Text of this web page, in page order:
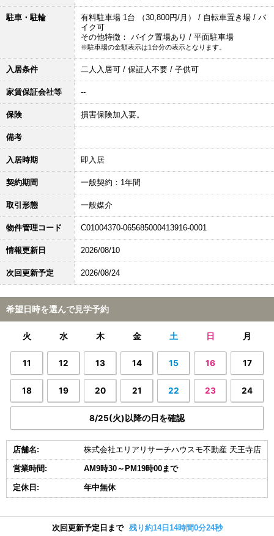
駐車・駐輪
有料駐車場 1台 （30,800円/月） / 自転車置き場 / バ
イク可
その他特徴： バイク置場あり / 平面駐車場
※駐車場の金額表示は1台分の表示となります。
入居条件 二人入居可 / 保証人不要 / 子供可
家賃保証会社等 --
保険 損害保険加入要。
備考
入居時期 即入居
契約期間 一般契約：1年間
取引形態 一般媒介
物件管理コード C01004370-065685000413916-0001
情報更新日 2026/08/10
次回更新予定 2026/08/24
希望日時を選んで見学予約
火 水 木 金 土 日 月
11 12 13 14 15 16 17
18 19 20 21 22 23 24
8/25(火)以降の日を確認
店舗名: 株式会社エリアリサーチハウスモ不動産 天王寺店
営業時間: AM9時30～PM19時00まで
定休日: 年中無休
次回更新予定日まで 残り約14日14時間0分24秒